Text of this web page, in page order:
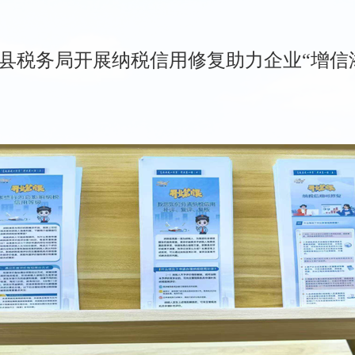
税务局开展纳税信用修复助力企业“增信